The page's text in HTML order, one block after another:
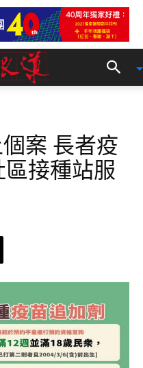
案 長者疫
接種站服